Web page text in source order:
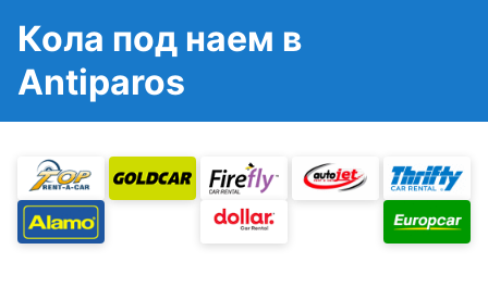
Кола под наем в
Antiparos